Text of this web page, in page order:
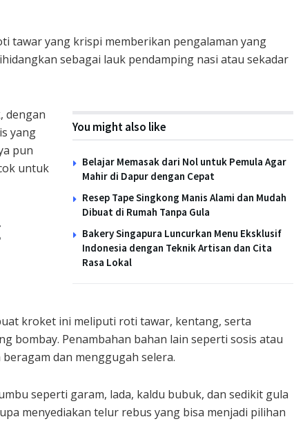
tawar yang krispi memberikan pengalaman yang
sebagai lauk pendamping nasi atau sekadar
You might also like
Belajar Memasak dari Nol untuk Pemula Agar
Mahir di Dapur dengan Cepat
Resep Tape Singkong Manis Alami dan Mudah
Dibuat di Rumah Tanpa Gula
Bakery Singapura Luncurkan Menu Eksklusif
Indonesia dengan Teknik Artisan dan Cita
Rasa Lokal
dengan
yang
pun
untuk
kroket ini meliputi roti tawar, kentang, serta
bombay. Penambahan bahan lain seperti sosis atau
dan menggugah selera.
seperti garam, lada, kaldu bubuk, dan sedikit gula
menyediakan telur rebus yang bisa menjadi pilihan